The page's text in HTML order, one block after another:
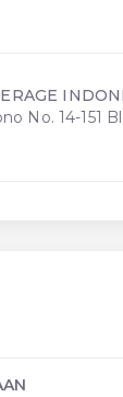
No. 14-151